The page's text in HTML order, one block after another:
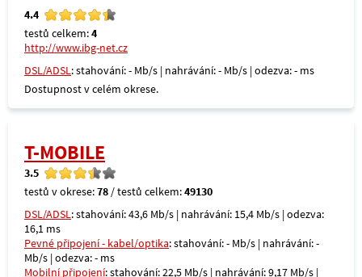
4.4
testů celkem:4
http://www.ibg-net.cz
DSL/ADSL: stahování: - Mb/s | nahrávání: - Mb/s | odezva: - ms
Dostupnost v celém okrese.
T-MOBILE
3.5
testů v okrese:78 / testů celkem:49130
DSL/ADSL: stahování: 43,6 Mb/s | nahrávání: 15,4 Mb/s | odezva:
16,1 ms
Pevné připojení - kabel/optika: stahování: - Mb/s | nahrávání: -
Mb/s | odezva: - ms
Mobilní připojení: stahování: 22,5 Mb/s | nahrávání: 9,17 Mb/s |